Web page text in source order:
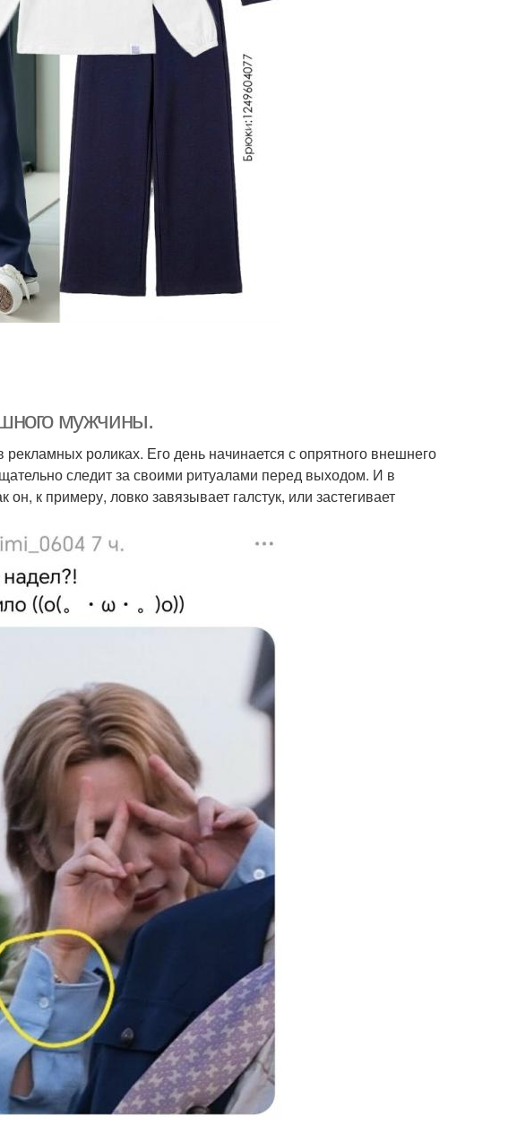
мужчины.
роликах. Его день начинается с опрятного внешнего
следит за своими ритуалами перед выходом. И в
он, к примеру, ловко завязывает галстук, или застегивает